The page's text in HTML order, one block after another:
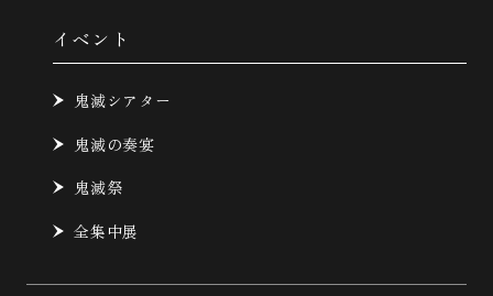
イベント
鬼滅シアター
鬼滅の奏宴
鬼滅祭
全集中展